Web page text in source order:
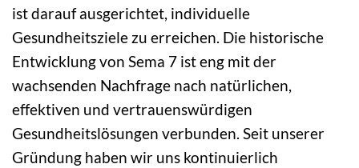
ist darauf ausgerichtet, individuelle
Gesundheitsziele zu erreichen. Die historische
Entwicklung von Sema 7 ist eng mit der
wachsenden Nachfrage nach natürlichen,
effektiven und vertrauenswürdigen
Gesundheitslösungen verbunden. Seit unserer
Gründung haben wir uns kontinuierlich